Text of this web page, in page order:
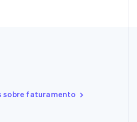
sobre faturamento